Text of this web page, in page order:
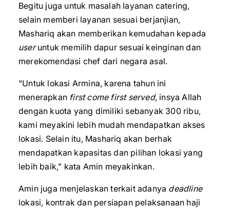
Begitu juga untuk masalah layanan catering,
selain memberi layanan sesuai berjanjian,
Mashariq akan memberikan kemudahan kepada
useruntuk memilih dapur sesuai keinginan dan
merekomendasi chef dari negara asal.
“Untuk lokasi Armina, karena tahun ini
menerapkan first come first served, insya Allah
dengan kuota yang dimiliki sebanyak 300 ribu,
kami meyakini lebih mudah mendapatkan akses
lokasi. Selain itu, Mashariq akan berhak
mendapatkan kapasitas dan pilihan lokasi yang
lebih baik,” kata Amin meyakinkan.
Amin juga menjelaskan terkait adanya deadline
lokasi, kontrak dan persiapan pelaksanaan haji